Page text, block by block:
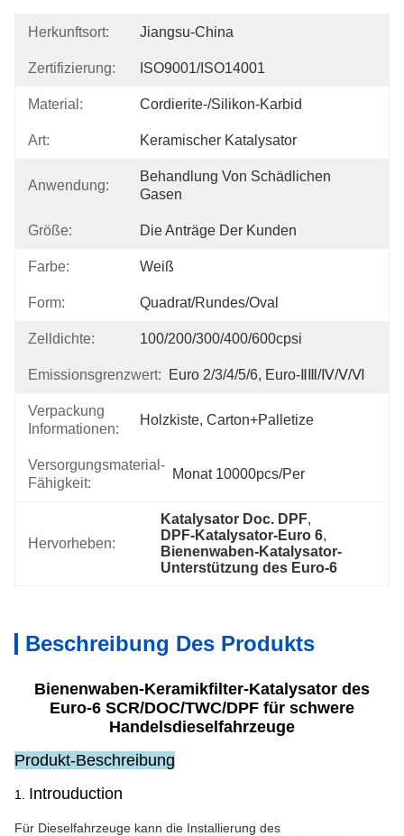
Herkunftsort: Jiangsu-China
Zertifizierung: ISO9001/ISO14001
Material: Cordierite-/Silikon-Karbid
Art: Keramischer Katalysator
Anwendung:
Behandlung Von Schädlichen
Gasen
Größe: Die Anträge Der Kunden
Farbe: Weiß
Form: Quadrat/rundes/Oval
Zelldichte: 100/200/300/400/600cpsi
Emissionsgrenzwert: Euro 2/3/4/5/6, Euro-ⅡⅢ/Ⅳ/Ⅴ/Ⅵ
Verpackung
Informationen:
Holzkiste, Carton+Palletize
Versorgungsmaterial-
Fähigkeit:
Monat 10000pcs/per
Hervorheben:
Katalysator Doc. DPF,
DPF-Katalysator-Euro 6,
Bienenwaben-Katalysator-
Unterstützung des Euro-6
Beschreibung Des Produkts
Bienenwaben-Keramikfilter-Katalysator des
Euro-6 SCR/DOC/TWC/DPF für schwere
Handelsdieselfahrzeuge
Produkt-Beschreibung
1. Introuduction
Für Dieselfahrzeuge kann die Installierung des